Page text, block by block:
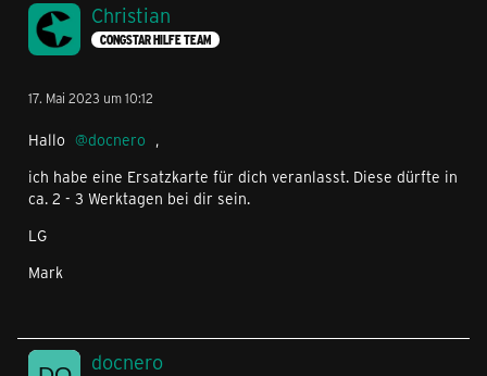
Christian
CONGSTAR HILFE TEAM
17. Mai 2023 um 10:12
Hallo docnero ,
ich habe eine Ersatzkarte für dich veranlasst. Diese dürfte in
ca. 2 - 3 Werktagen bei dir sein.
LG
Mark
docnero